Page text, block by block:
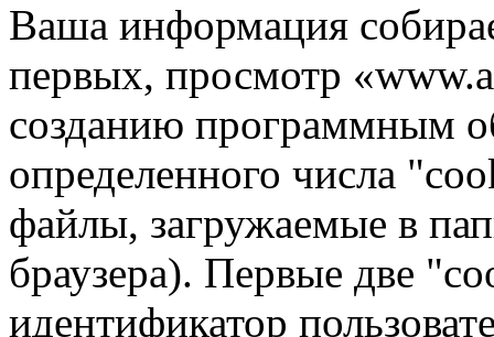
Ваша информация
первых, просмотр
созданию программным
определенного числа
файлы, загружаемые в
браузера). Первые две
идентификатор